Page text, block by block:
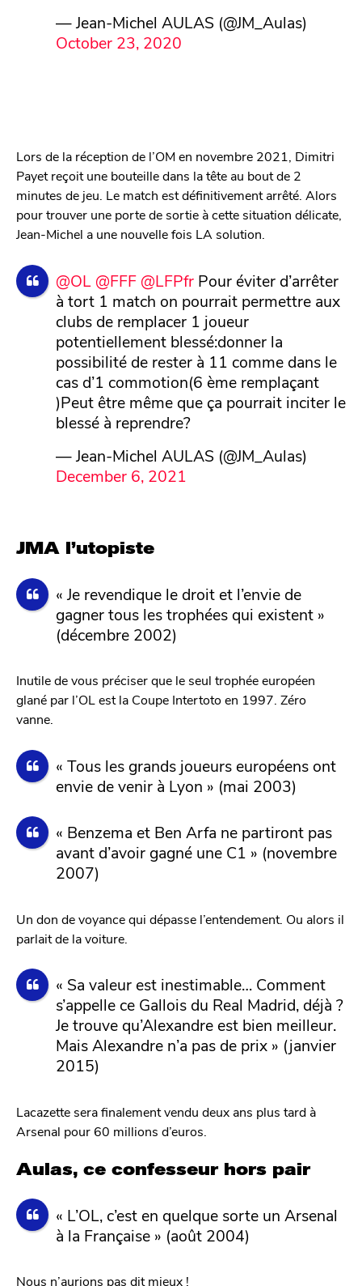
— Jean-Michel AULAS (@JM_Aulas)
October 23, 2020
Lors de la réception de l’OM en novembre 2021, Dimitri
Payet reçoit une bouteille dans la tête au bout de 2
minutes de jeu. Le match est définitivement arrêté. Alors
pour trouver une porte de sortie à cette situation délicate,
Jean-Michel a une nouvelle fois LA solution.
@OL @FFF @LFPfrPour éviter d’arrêter
à tort 1 match on pourrait permettre aux
clubs de remplacer 1 joueur
potentiellement blessé:donner la
possibilité de rester à 11 comme dans le
cas d’1 commotion(6 ème remplaçant
)Peut être même que ça pourrait inciter le
blessé à reprendre?
— Jean-Michel AULAS (@JM_Aulas)
December 6, 2021
JMA l’utopiste
« Je revendique le droit et l’envie de
gagner tous les trophées qui existent »
(décembre 2002)
Inutile de vous préciser que le seul trophée européen
glané par l’OL est la Coupe Intertoto en 1997. Zéro
vanne.
« Tous les grands joueurs européens ont
envie de venir à Lyon » (mai 2003)
« Benzema et Ben Arfa ne partiront pas
avant d’avoir gagné une C1 » (novembre
2007)
Un don de voyance qui dépasse l’entendement. Ou alors il
parlait de la voiture.
« Sa valeur est inestimable… Comment
s’appelle ce Gallois du Real Madrid, déjà ?
Je trouve qu’Alexandre est bien meilleur.
Mais Alexandre n’a pas de prix » (janvier
2015)
Lacazette sera finalement vendu deux ans plus tard à
Arsenal pour 60 millions d’euros.
Aulas, ce confesseur hors pair
« L’OL, c’est en quelque sorte un Arsenal
à la Française » (août 2004)
Nous n’aurions pas dit mieux !